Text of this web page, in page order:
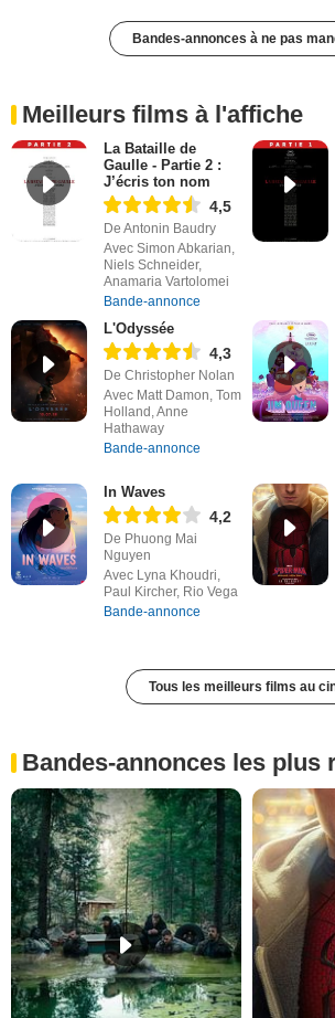
Bandes-annonces à ne pas
Meilleurs films à l'affiche
La Bataille de
Gaulle - Partie 2 :
J’écris ton nom
4,5
De Antonin Baudry
Avec Simon Abkarian,
Niels Schneider,
Anamaria Vartolomei
Bande-annonce
L'Odyssée
4,3
De Christopher Nolan
Avec Matt Damon, Tom
Holland, Anne
Hathaway
Bande-annonce
In Waves
4,2
De Phuong Mai
Nguyen
Avec Lyna Khoudri,
Paul Kircher, Rio Vega
Bande-annonce
Tous les meilleurs films au
Bandes-annonces les plus